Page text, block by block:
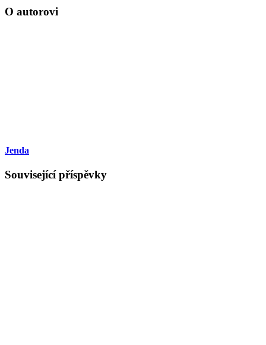
O autorovi
Jenda
Související příspěvky